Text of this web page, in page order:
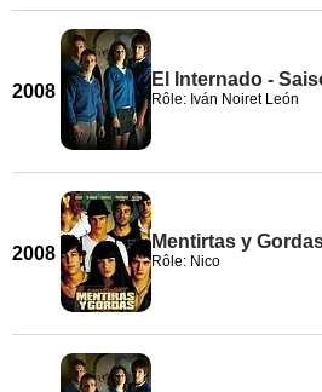
2008
El Internado -
Rôle: Iván Noiret León
2008
Mentirtas y
Rôle: Nico